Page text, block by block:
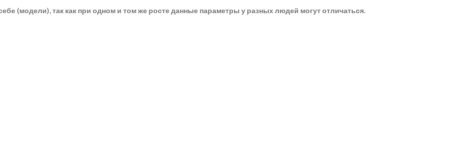
(модели), так как при одном и том же росте данные параметры у разных людей могут отличаться.